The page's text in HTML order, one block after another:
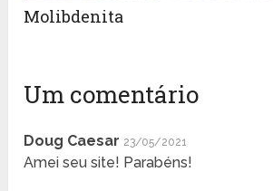
Molibdenita
Um comentário
Doug Caesar 23/05/2021
Amei seu site! Parabéns!